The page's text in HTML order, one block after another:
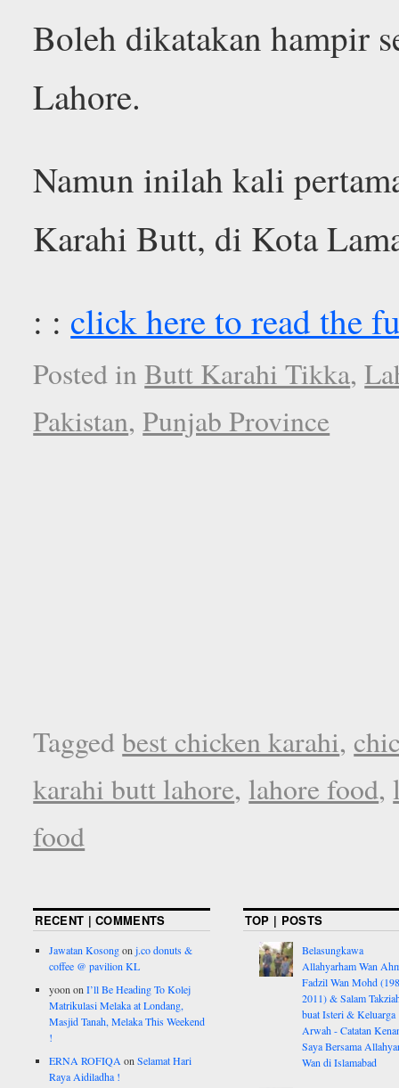
Boleh dikatakan hampir
Lahore.
Namun inilah kali
Karahi Butt, di Kota
: : click here to read the
Posted in Butt Karahi Tikka,
Pakistan,Punjab Province
Taggedbest chicken karahi,
karahi butt lahore, lahore food,
food
RECENT | COMMENTS
Jawatan Kosongonj.co donuts &
coffee @ pavilion KL
yoon onI’ll Be Heading To Kolej
Matrikulasi Melaka at Londang,
Masjid Tanah, Melaka This Weekend
!
ERNA ROFIQA onSelamat Hari
Raya Aidiladha !
TOP | POSTS
Belasungkawa
Allahyarham Wan
Fadzil Wan Mohd
2011) & Salam
buat Isteri & Keluarga
Arwah - Catatan
Saya Bersama
Wan di Islamabad